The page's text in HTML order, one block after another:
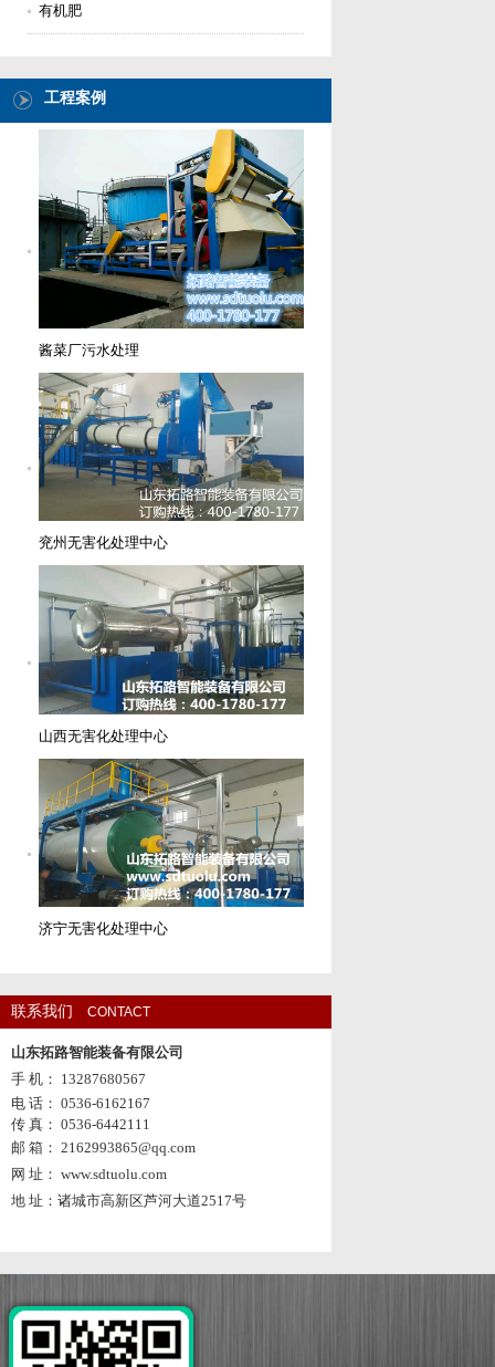
有机肥
工程案例
酱菜厂污水处理
兖州无害化处理中心
山西无害化处理中心
济宁无害化处理中心
联系我们 CONTACT
山东拓路智能装备有限公司
手 机： 13287680567
电 话： 0536-6162167
传 真： 0536-6442111
邮 箱： 2162993865@qq.com
网 址： www.sdtuolu.com
地 址：诸城市高新区芦河大道2517号